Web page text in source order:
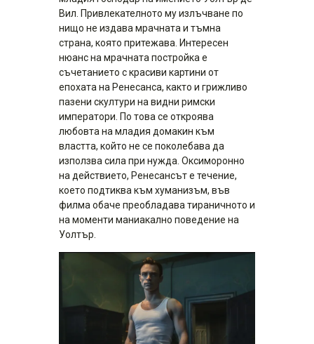
Вил. Привлекателното му излъчване по
нищо не издава мрачната и тъмна
страна, която притежава. Интересен
нюанс на мрачната постройка е
съчетанието с красиви картини от
епохата на Ренесанса, както и грижливо
пазени скултури на видни римски
императори. По това се откроява
любовта на младия домакин към
властта, който не се поколебава да
използва сила при нужда. Оксиморонно
на действието, Ренесансът е течение,
което подтиква към хуманизъм, във
филма обаче преобладава тираничното и
на моменти маниакално поведение на
Уолтър.